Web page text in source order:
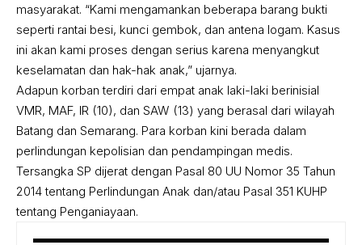
masyarakat. “Kami mengamankan beberapa barang bukti
seperti rantai besi, kunci gembok, dan antena logam. Kasus
ini akan kami proses dengan serius karena menyangkut
keselamatan dan hak-hak anak,” ujarnya.
Adapun korban terdiri dari empat anak laki-laki berinisial
VMR, MAF, IR (10), dan SAW (13) yang berasal dari wilayah
Batang dan Semarang. Para korban kini berada dalam
perlindungan kepolisian dan pendampingan medis.
Tersangka SP dijerat dengan Pasal 80 UU Nomor 35 Tahun
2014 tentang Perlindungan Anak dan/atau Pasal 351 KUHP
tentang Penganiayaan.